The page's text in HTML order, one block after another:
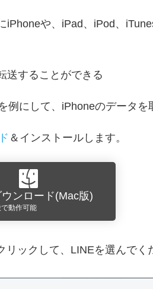
や、iPad、iPod、
送することができる
にして、iPhoneのデータを
＆インストールします。
ンロード(Mac版)
動作可能
ックして、LINEを選んでく